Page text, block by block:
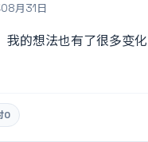
月31日
我的想法也有了很多变
0